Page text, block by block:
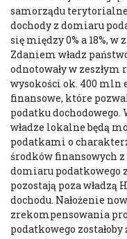
samorządu
dochody z domiaru
się między 0% a 18%,
Zdaniem władz
odnotowały w
wysokości ok. 400 mln
finansowe, które
podatku
władze lokalne będą
podatkami o
środków finansowych
domiaru podatkowego
pozostają poza władzą
dochodu. Nałożenie
zrekompensowania
podatkowego